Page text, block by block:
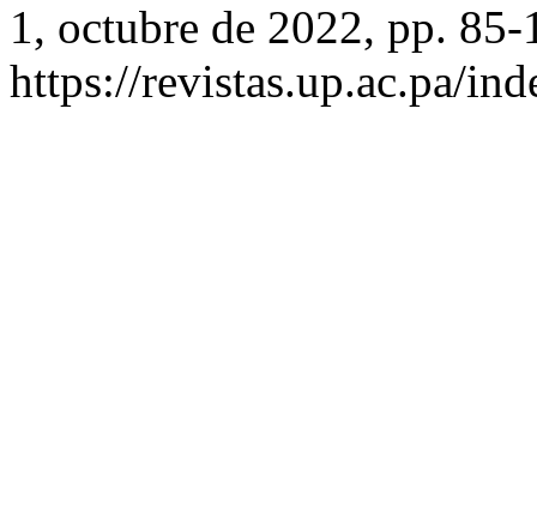
1, octubre de 2022, pp. 85-
https://revistas.up.ac.pa/